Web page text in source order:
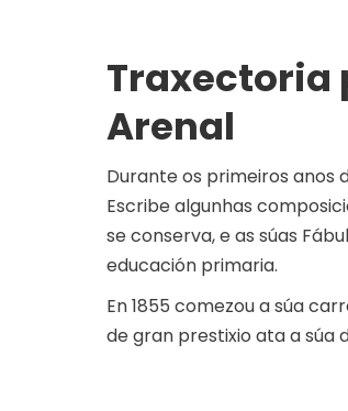
Traxectoria
Arenal
Durante os primeiros
Escribe algunhas
se conserva, e as súas
educación primaria.
En 1855 comezou a súa
de gran prestixio ata a súa